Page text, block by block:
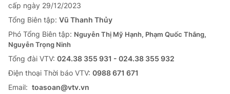
cấp ngày 29/12/2023
Tổng Biên tập: Vũ Thanh Thủy
Phó Tổng Biên tập: Nguyễn Thị Mỹ Hạnh, Phạm Quốc Thắng,
Nguyễn Trọng Ninh
Tổng đài VTV: 024.38 355 931 - 024.38 355 932
Ðiện thoại Thời báo VTV: 0988 671 671
Email: toasoan@vtv.vn